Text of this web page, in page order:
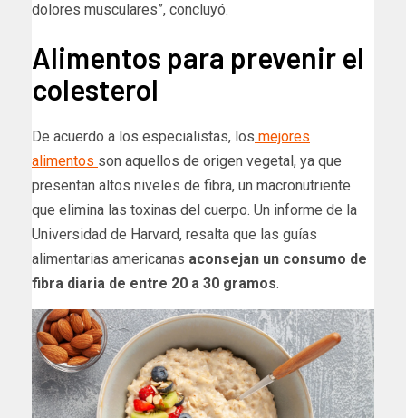
dolores musculares”, concluyó.
Alimentos para prevenir el
colesterol
De acuerdo a los especialistas, los mejores
alimentos son aquellos de origen vegetal, ya que
presentan altos niveles de fibra, un macronutriente
que elimina las toxinas del cuerpo. Un informe de la
Universidad de Harvard, resalta que las guías
alimentarias americanas aconsejan un consumo de
fibra diaria de entre 20 a 30 gramos.